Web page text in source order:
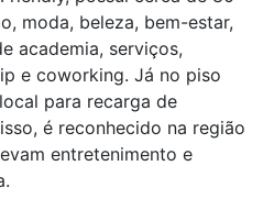
moda, beleza, bem-estar,
academia, serviços,
e coworking. Já no piso
para recarga de
é reconhecido na região
entretenimento e